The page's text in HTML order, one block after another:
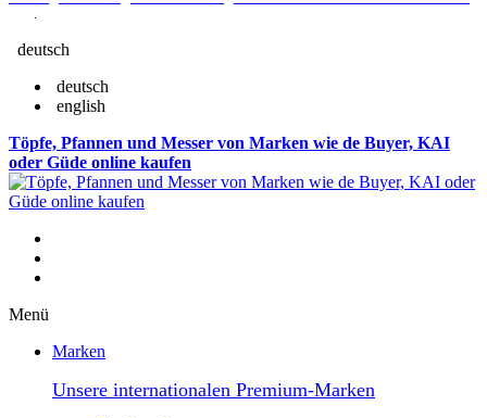
.
deutsch
deutsch
english
Töpfe, Pfannen und Messer von Marken wie de Buyer, KAI
oder Güde online kaufen
Menü
Marken
Unsere internationalen Premium-Marken